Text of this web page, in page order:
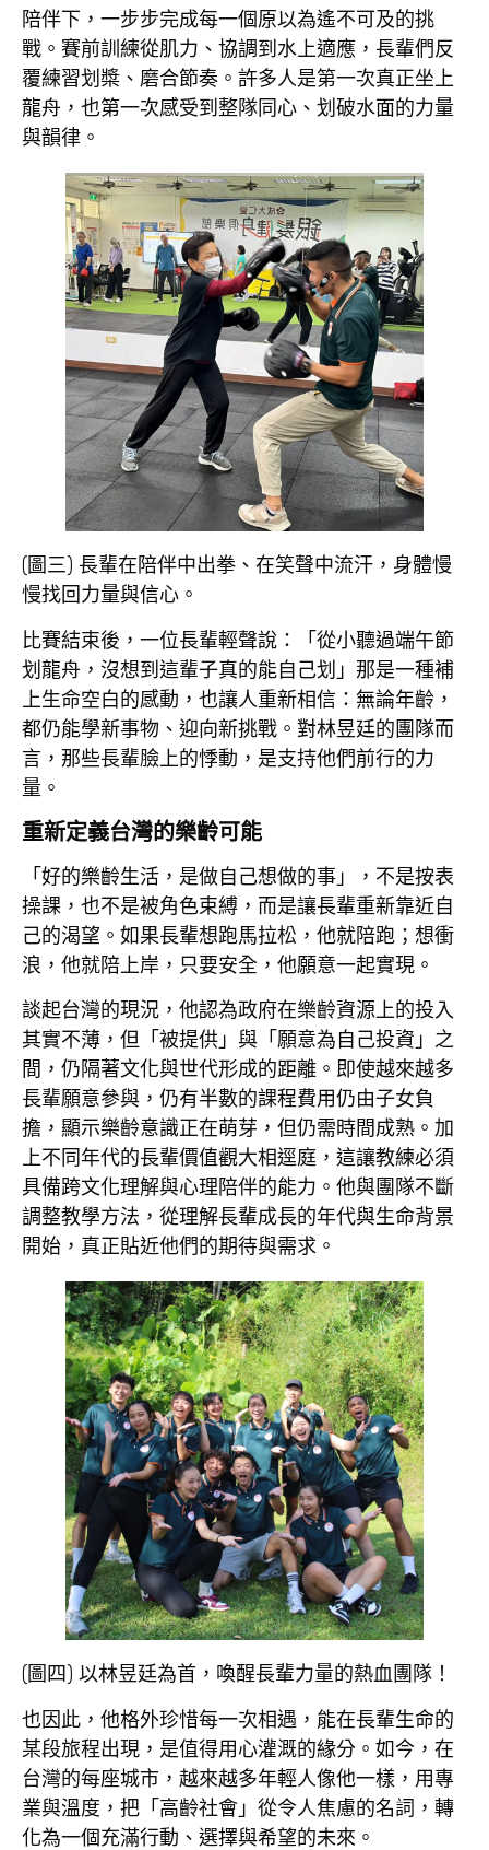
陪伴下，一步步完成每一個原以為遙不可及的挑
戰。賽前訓練從肌力、協調到水上適應，長輩們反
覆練習划槳、磨合節奏。許多人是第一次真正坐上
龍舟，也第一次感受到整隊同心、划破水面的力量
與韻律。
(圖三) 長輩在陪伴中出拳、在笑聲中流汗，身體慢
慢找回力量與信心。
比賽結束後，一位長輩輕聲說：「從小聽過端午節
划龍舟，沒想到這輩子真的能自己划」那是一種補
上生命空白的感動，也讓人重新相信：無論年齡，
都仍能學新事物、迎向新挑戰。對林昱廷的團隊而
言，那些長輩臉上的悸動，是支持他們前行的力
量。
重新定義台灣的樂齡可能
「好的樂齡生活，是做自己想做的事」，不是按表
操課，也不是被角色束縛，而是讓長輩重新靠近自
己的渴望。如果長輩想跑馬拉松，他就陪跑；想衝
浪，他就陪上岸，只要安全，他願意一起實現。
談起台灣的現況，他認為政府在樂齡資源上的投入
其實不薄，但「被提供」與「願意為自己投資」之
間，仍隔著文化與世代形成的距離。即使越來越多
長輩願意參與，仍有半數的課程費用仍由子女負
擔，顯示樂齡意識正在萌芽，但仍需時間成熟。加
上不同年代的長輩價值觀大相逕庭，這讓教練必須
具備跨文化理解與心理陪伴的能力。他與團隊不斷
調整教學方法，從理解長輩成長的年代與生命背景
開始，真正貼近他們的期待與需求。
(圖四) 以林昱廷為首，喚醒長輩力量的熱血團隊！
也因此，他格外珍惜每一次相遇，能在長輩生命的
某段旅程出現，是值得用心灌溉的緣分。如今，在
台灣的每座城市，越來越多年輕人像他一樣，用專
業與溫度，把「高齡社會」從令人焦慮的名詞，轉
化為一個充滿行動、選擇與希望的未來。